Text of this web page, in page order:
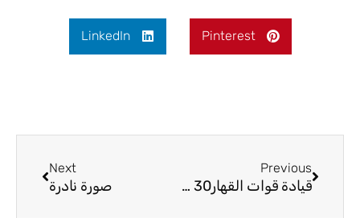
Pinterest
LinkedIn
Previous
قيادة قوات القهار30 رمضان
Next
صورة نادرة